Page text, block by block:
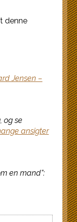
denne
Jensen –
og se
ansigter
en mand”: